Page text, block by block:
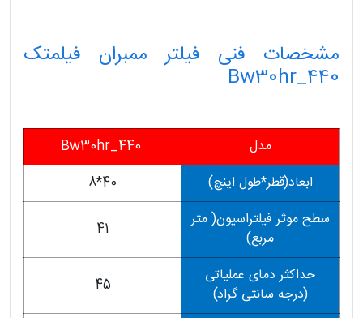
مشخصات فنی فیلتر ممبران فیلمتک
Bw30hr_440
مدل
ابعاد(قطر*طول اینچ)
40*8
سطح موثر فیلتراسیون( متر
مربع)
41
حداکثر دمای عملیاتی
(درجه سانتی گراد)
45